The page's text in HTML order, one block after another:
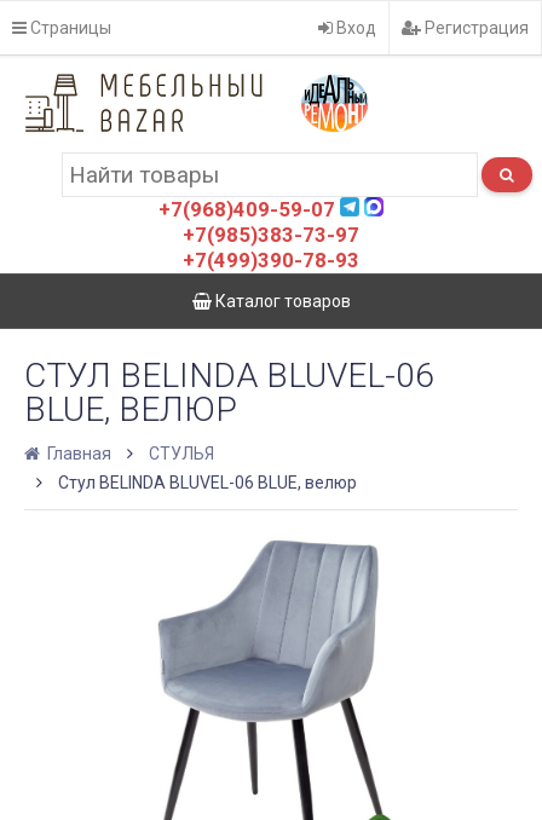
Страницы Вход Регистрация
+7(968)409-59-07
+7(985)383-73-97
+7(499)390-78-93
Каталог товаров
СТУЛ BELINDA BLUVEL-06
BLUE, ВЕЛЮР
Главная
СТУЛЬЯ
Стул BELINDA BLUVEL-06 BLUE, велюр